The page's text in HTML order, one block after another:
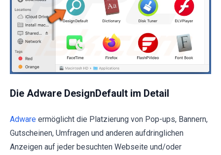
Die Adware DesignDefault im Detail
Adware ermöglicht die Platzierung von Pop-ups, Bannern,
Gutscheinen, Umfragen und anderen aufdringlichen
Anzeigen auf jeder besuchten Webseite und/oder